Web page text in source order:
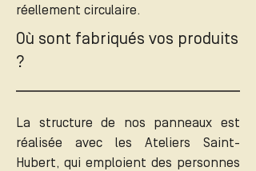
réellement circulaire.
Où sont fabriqués vos produits
?
La structure de nos panneaux est
réalisée avec les Ateliers Saint-
Hubert, qui emploient des personnes